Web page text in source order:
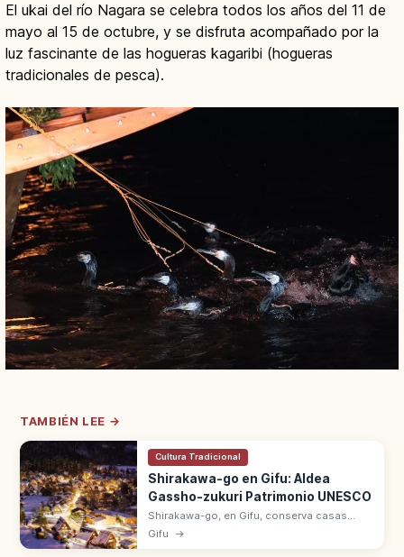
El ukai del río Nagara se celebra todos los años del 11 de
mayo al 15 de octubre, y se disfruta acompañado por la
luz fascinante de las hogueras kagaribi (hogueras
tradicionales de pesca).
TAMBIÉN LEE →
Cultura Tradicional
Shirakawa-go en Gifu: Aldea
Gassho-zukuri Patrimonio UNESCO
Shirakawa-go, en Gifu, conserva casas
gassho-zukuri con tejados de paja.
Gifu →